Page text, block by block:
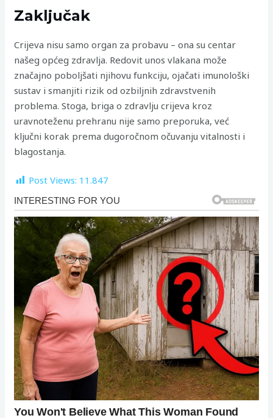
Zaključak
Crijeva nisu samo organ za probavu – ona su centar
našeg općeg zdravlja. Redovit unos vlakana može
značajno poboljšati njihovu funkciju, ojačati imunološki
sustav i smanjiti rizik od ozbiljnih zdravstvenih
problema. Stoga, briga o zdravlju crijeva kroz
uravnoteženu prehranu nije samo preporuka, već
ključni korak prema dugoročnom očuvanju vitalnosti i
blagostanja.
Post Views: 11.847